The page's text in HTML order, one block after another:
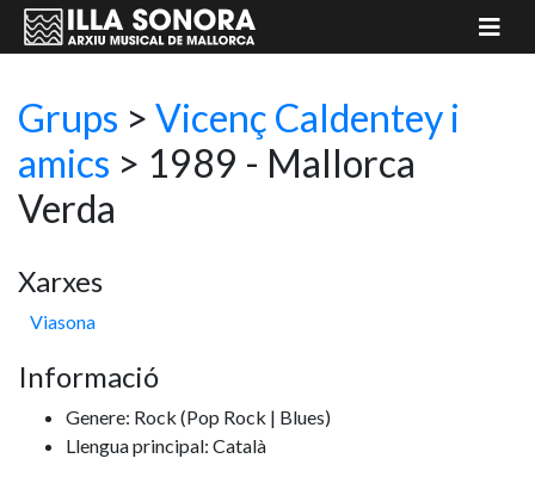
Grups > Vicenç Caldentey i
amics > 1989 - Mallorca
Verda
Xarxes
Viasona
Informació
Genere: Rock (Pop Rock | Blues)
Llengua principal: Català